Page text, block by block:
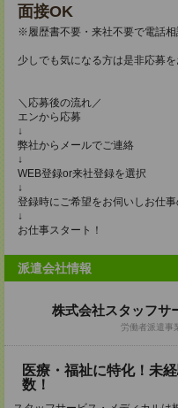
面接OK
※履歴書不要・来社不要で電話相
少しでも気になる方は是非応募
＼応募後の流れ／
エンから応募
↓
弊社からメールでご連絡
↓
WEB登録or来社登録を選択
↓
登録時にご希望をお伺いしお仕
↓
お仕事スタート！
派遣会社情報
株式会社スタッフ
労働者派遣事
医療・福祉に特化！未
数！